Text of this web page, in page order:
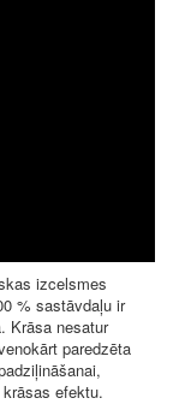
izcelsmes
% sastāvdaļu ir
Krāsa nesatur
paredzēta
efektu.